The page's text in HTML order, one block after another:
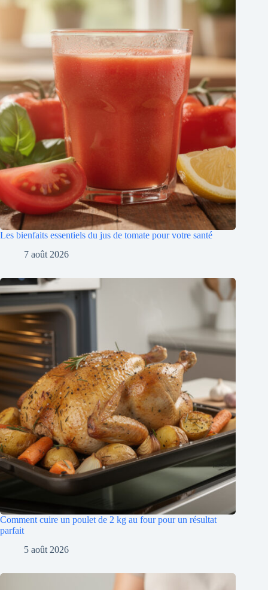
Les bienfaits essentiels du jus de tomate pour votre santé
7 août 2026
Comment cuire un poulet de 2 kg au four pour un résultat
parfait
5 août 2026